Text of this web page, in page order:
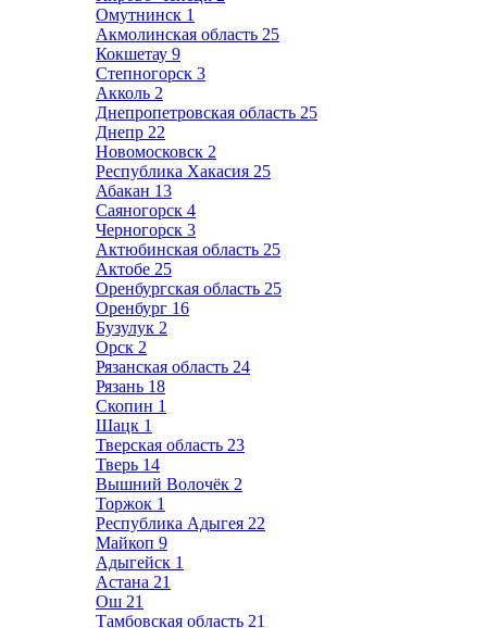
Омутнинск 1
Акмолинская область 25
Кокшетау 9
Степногорск 3
Акколь 2
Днепропетровская область 25
Днепр 22
Новомосковск 2
Республика Хакасия 25
Абакан 13
Саяногорск 4
Черногорск 3
Актюбинская область 25
Актобе 25
Оренбургская область 25
Оренбург 16
Бузулук 2
Орск 2
Рязанская область 24
Рязань 18
Скопин 1
Шацк 1
Тверская область 23
Тверь 14
Вышний Волочёк 2
Торжок 1
Республика Адыгея 22
Майкоп 9
Адыгейск 1
Астана 21
Ош 21
Тамбовская область 21